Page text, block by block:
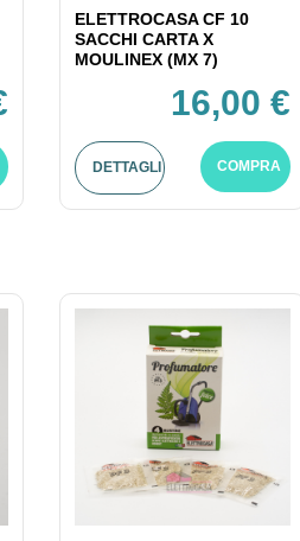
ELETTROCASA CF 10
SACCHI CARTA X
MOULINEX (MX 7)
16,00 €
DETTAGLI COMPRA